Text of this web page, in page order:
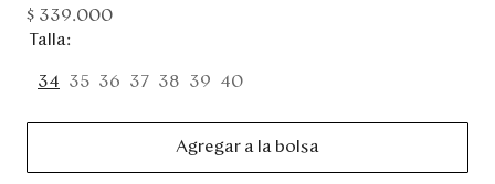
Disney
$ 339.000
Talla
34 35 36 37 38 39 40
Agregar a la bolsa